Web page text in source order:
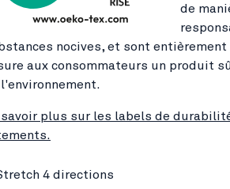
de
nocives, et sont entièrement
aux consommateurs un produit
savoir plus sur les labels de
4 directions